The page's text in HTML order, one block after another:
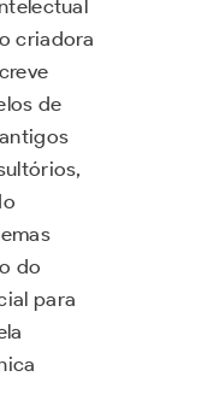
criadora
de
do
para